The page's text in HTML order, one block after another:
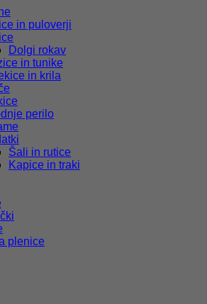
in puloverji
Dolgi rokav
in tunike
in krila
perilo
Šali in rutice
Kapice in traki
plenice